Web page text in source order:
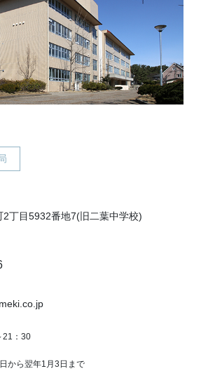
2丁目5932番地7(旧二葉中学校)
21：30
から翌年1月3日まで